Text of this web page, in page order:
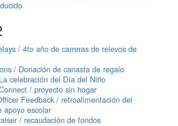
/ 4to año de carreras de relevos de
/ Donación de canasta de regalo
celebración del Día del Niño
/ proyecto sin hogar
Feedback / retroalimentación del
apoyo escolar
/ recaudación de fondos